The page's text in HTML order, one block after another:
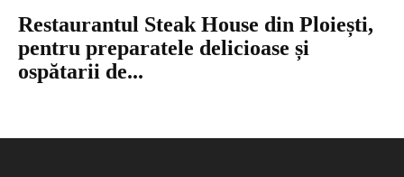
Restaurantul Steak House din Ploiești,
pentru preparatele delicioase și
ospătarii de...